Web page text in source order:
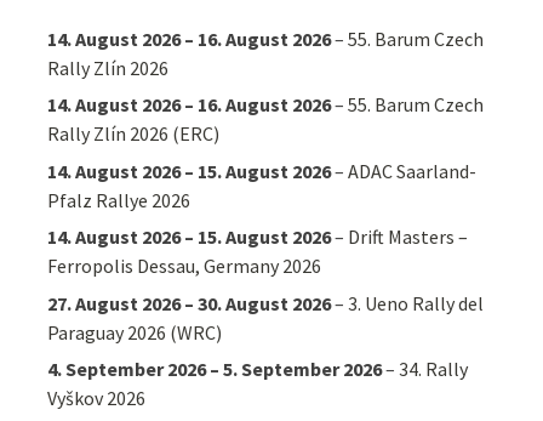
14. August 2026– 16. August 2026–55. Barum Czech
Rally Zlín 2026
14. August 2026– 16. August 2026–55. Barum Czech
Rally Zlín 2026 (ERC)
14. August 2026– 15. August 2026–ADAC Saarland-
Pfalz Rallye 2026
14. August 2026– 15. August 2026– Drift Masters –
Ferropolis Dessau, Germany 2026
27. August 2026– 30. August 2026–3. Ueno Rally del
Paraguay 2026 (WRC)
4. September 2026– 5. September 2026–34. Rally
Vyškov 2026